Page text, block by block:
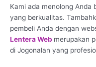
Kami ada menolong Anda
yang berkualitas.
pembeli Anda dengan
Lentera Web merupakan
di Jogonalan yang